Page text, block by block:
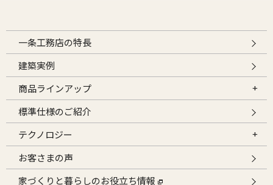
一条工務店の特長
建築実例
商品ラインアップ
標準仕様のご紹介
テクノロジー
お客さまの声
家づくりと暮らしのお役立ち情報